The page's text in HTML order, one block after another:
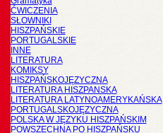
ĆWICZENIA
SŁOWNIKI
HISZPAŃSKIE
PORTUGALSKIE
INNE
LITERATURA
KOMIKSY
HISZPAŃSKOJĘZYCZNA
LITERATURA HISZPANSKA
LITERATURA LATYNOAMERYKAŃSKA
PORTUGALSKOJĘZYCZNA
POLSKA W JĘZYKU HISZPAŃSKIM
POWSZECHNA PO HISZPAŃSKU